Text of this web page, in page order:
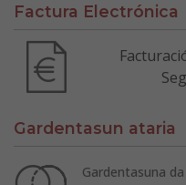
Factura Electrónica
Gardentasun ataria
Gardentasuna